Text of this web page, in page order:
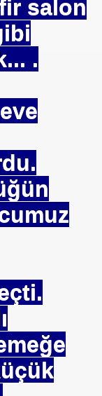
salon
.